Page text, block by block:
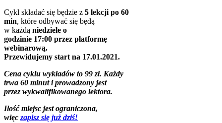
Cykl składać się będzie z 5 lekcji po 60
min, które odbywać się będą
w każdą niedziele o
godzinie 17:00 przez platformę
webinarową.
Przewidujemy start na 17.01.2021.
Cena cyklu wykładów to 99 zł. Każdy
trwa 60 minut i prowadzony jest
przez wykwalifikowanego lektora.
Ilość miejsc jest ograniczona,
więc zapisz się już dziś!